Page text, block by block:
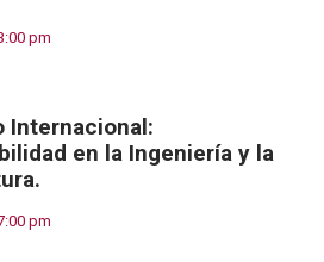
pm
Internacional:
en la Ingeniería y la
pm